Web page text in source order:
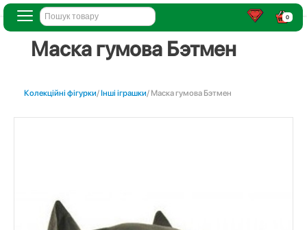
0
Маска гумова Бэтмен
Колекційні фігурки/Інші іграшки/ Маска гумова Бэтмен